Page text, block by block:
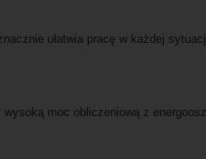
ułatwia pracę w każdej
moc obliczeniową z